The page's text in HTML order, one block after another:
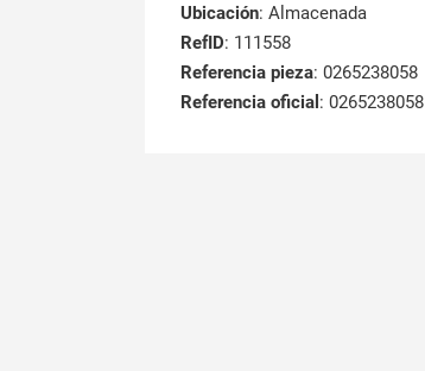
Ubicación: Almacenada
RefID: 111558
Referencia pieza: 0265238058
Referencia oficial : 0265238058